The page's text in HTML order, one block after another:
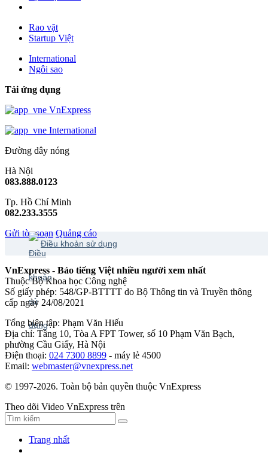
Rao vặt
Startup Việt
International
Ngôi sao
Tải ứng dụng
VnExpress
International
Đường dây nóng
Hà Nội
083.888.0123
Tp. Hồ Chí Minh
082.233.3555
Gửi tòa soạn Quảng cáo
Điều khoản sử dụng
VnExpress - Báo tiếng Việt nhiều người xem nhất
Thuộc Bộ Khoa học Công nghệ
Số giấy phép: 548/GP-BTTTT do Bộ Thông tin và Truyền thông
cấp ngày 24/08/2021
Tổng biên tập: Phạm Văn Hiếu
Địa chỉ: Tầng 10, Tòa A FPT Tower, số 10 Phạm Văn Bạch,
phường Cầu Giấy, Hà Nội
Điện thoại: 024 7300 8899 - máy lẻ 4500
Email: webmaster@vnexpress.net
© 1997-2026. Toàn bộ bản quyền thuộc VnExpress
Theo dõi Video VnExpress trên
Trang nhất